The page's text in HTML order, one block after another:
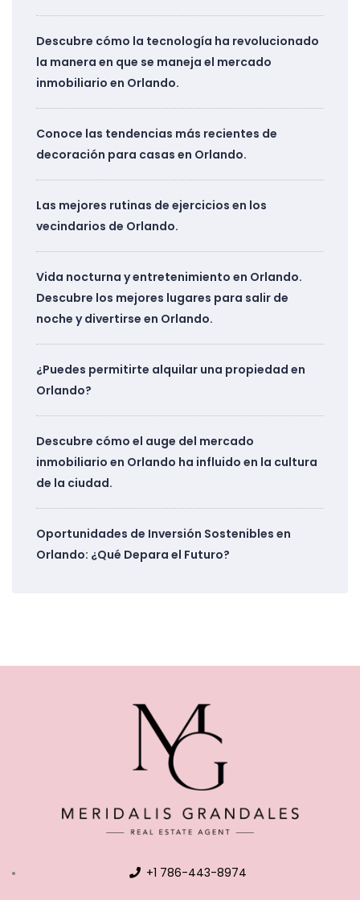
Descubre cómo la tecnología ha revolucionado
la manera en que se maneja el mercado
inmobiliario en Orlando.
Conoce las tendencias más recientes de
decoración para casas en Orlando.
Las mejores rutinas de ejercicios en los
vecindarios de Orlando.
Vida nocturna y entretenimiento en Orlando.
Descubre los mejores lugares para salir de
noche y divertirse en Orlando.
¿Puedes permitirte alquilar una propiedad en
Orlando?
Descubre cómo el auge del mercado
inmobiliario en Orlando ha influido en la cultura
de la ciudad.
Oportunidades de Inversión Sostenibles en
Orlando: ¿Qué Depara el Futuro?
+1 786-443-8974